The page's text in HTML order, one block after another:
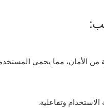
الأمان، مما يحمي
وتفاعلية.